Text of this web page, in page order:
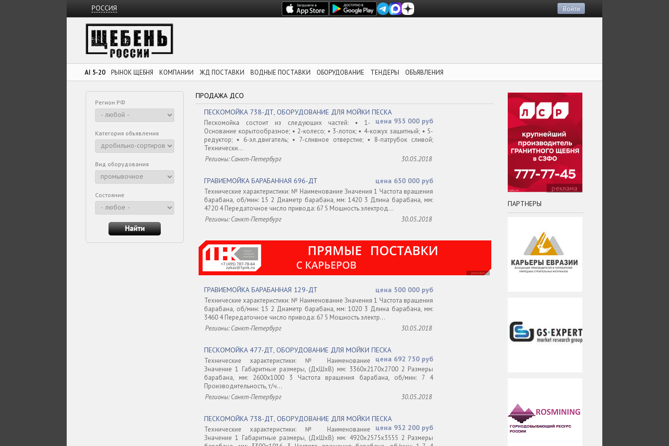
РОССИЯ Войти
AI 5-20 РЫНОК ЩЕБНЯ КОМПАНИИ ЖД ПОСТАВКИ ВОДНЫЕ ПОСТАВКИ ОБОРУДОВАНИЕ ТЕНДЕРЫ ОБЪЯВЛЕНИЯ
Регион РФ
Категория объявления
Вид оборудования
Состояние
ПРОДАЖА ДСО
ПЕСКОМОЙКА 738-ДТ, ОБОРУДОВАНИЕ ДЛЯ МОЙКИ ПЕСКА
цена 935 000 руб
Пескомойка состоит из следующих частей: • 1-
Основание корытообразное; • 2-колесо; • 3-лоток; • 4-кожух защитный; • 5-
редуктор; • 6-эл.двигатель; • 7-сливное отверстие; • 8-патрубок сливой;
Технически...
Регионы: Санкт-Петербург
30.05.2018
ГРАВИЕМОЙКА БАРАБАННАЯ 696-ДТ цена 650 000 руб
Технические характеристики: № Наименование Значения 1 Частота вращения
барабана, об/мин: 15 2 Диаметр барабана, мм: 1420 3 Длина барабана, мм:
4720 4 Передаточное число привода: 67 5 Мощность электрод...
Регионы: Санкт-Петербург
30.05.2018
реклама
ГРАВИЕМОЙКА БАРАБАННАЯ 129-ДТ цена 500 000 руб
Технические характеристики: № Наименование Значения 1 Частота вращения
барабана, об/мин: 15 2 Диаметр барабана, мм: 1020 3 Длина барабана, мм:
3460 4 Передаточное число привода: 67 5 Мощность электр...
Регионы: Санкт-Петербург
30.05.2018
ПЕСКОМОЙКА 477-ДТ, ОБОРУДОВАНИЕ ДЛЯ МОЙКИ ПЕСКА
цена 692 750 руб
Технические характеристики: № Наименование
Значение 1 Габаритные размеры, (ДхШхВ) мм: 3360х2170х2700 2 Размеры
барабана, мм: 2600х1000 3 Частота вращения барабана, об/мин: 7 4
Производительность, т/ч...
Регионы: Санкт-Петербург
30.05.2018
ПЕСКОМОЙКА 738-ДТ, ОБОРУДОВАНИЕ ДЛЯ МОЙКИ ПЕСКА
цена 932 200 руб
Технические характеристики: № Наименование
Значение 1 Габаритные размеры, (ДхШхВ) мм: 4920х2575х3555 2 Размеры
реклама
ПАРТНЕРЫ